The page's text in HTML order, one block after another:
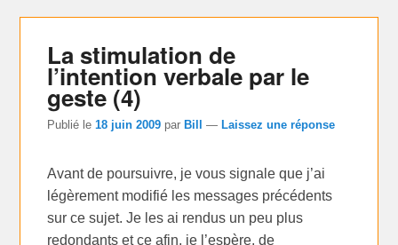
La stimulation de
l’intention verbale par le
geste (4)
Publié le18 juin 2009 parBill —Laissez une réponse
Avant de poursuivre, je vous signale que j’ai
légèrement modifié les messages précédents
sur ce sujet. Je les ai rendus un peu plus
redondants et ce afin, je l’espère, de